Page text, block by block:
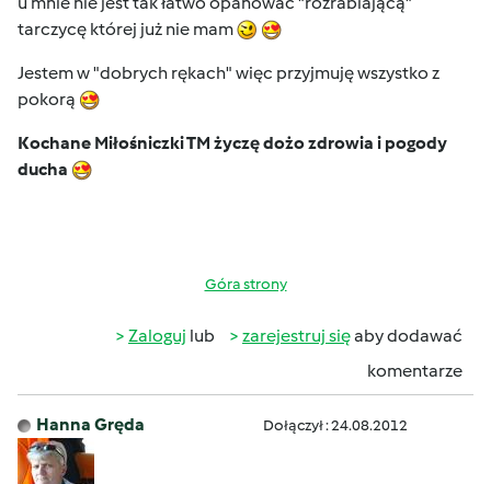
tarczycę której już nie mam
Jestem w "dobrych rękach" więc przyjmuję wszystko z
pokorą
Kochane Miłośniczki TM życzę dożo zdrowia i pogody
ducha
Góra strony
Zaloguj lub zarejestruj sięaby dodawać
komentarze
Hanna Gręda Dołączył : 24.08.2012